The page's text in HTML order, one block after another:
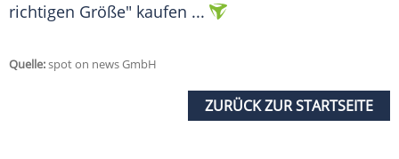
richtigen Größe" kaufen ...
Quelle:spot on news GmbH
ZURÜCK ZUR STARTSEITE